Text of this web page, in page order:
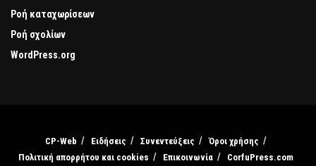
Ροή καταχωρίσεων
Ροή σχολίων
WordPress.org
CP-Web Ειδήσεις Συνεντεύξεις
Όροι χρήσης
Πολιτική απορρήτου και cookies
Επικοινωνία CorfuPress.com